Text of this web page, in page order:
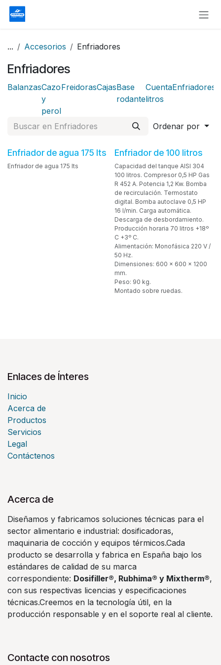
Ir al contenido
... Accesorios Enfriadores
Enfriadores
BalanzasCazo
y
perol
FreidorasCajasBase
rodante
Cuenta
litros
Enfriadores
Ordenar por
Enfriador de agua 175 lts
Enfriador de agua 175 lts
Enfriador de 100 litros
Capacidad del tanque AISI 304
100 litros. Compresor 0,5 HP Gas
R 452 A. Potencia 1,2 Kw. Bomba
de recirculación. Termostato
digital. Bomba autoclave 0,5 HP
16 l/min. Carga automática.
Descarga de desbordamiento.
Producción horaria 70 litros +18º
C +3º C.
Alimentación: Monofásica 220 V /
50 Hz.
Dimensiones: 600 x 600 x 1200
mm.
Peso: 90 kg.
Montado sobre ruedas.
Enlaces de Ínteres
Inicio
Acerca de
Productos
Servicios
Legal
Contáctenos
Acerca de
Diseñamos y fabricamos soluciones técnicas para el
sector alimentario e industrial: dosificadoras,
maquinaria de cocción y equipos térmicos.Cada
producto se desarrolla y fabrica en España bajo los
estándares de calidad de su marca
correspondiente: Dosifiller®, Rubhima® y Mixtherm®,
con sus respectivas licencias y especificaciones
técnicas.Creemos en la tecnología útil, en la
producción responsable y en el soporte real al cliente.
Contacte con nosotros